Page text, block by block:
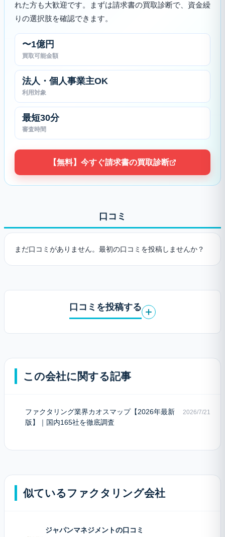
れた方も大歓迎です。まずは請求書の買取診断で、資金繰
りの選択肢を確認できます。
〜1億円
買取可能金額
法人・個人事業主OK
利用対象
最短30分
審査時間
【無料】今すぐ請求書の買取診断
口コミ
まだ口コミがありません。最初の口コミを投稿しませんか？
口コミを投稿する
この会社に関する記事
ファクタリング業界カオスマップ【2026年最新
版】｜国内165社を徹底調査
2026/7/21
似ているファクタリング会社
ジャパンマネジメントの口コミ